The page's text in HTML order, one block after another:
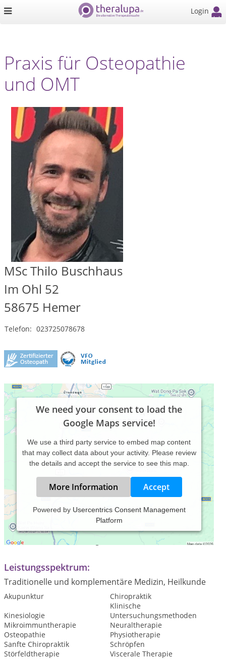
Login
Praxis für Osteopathie
und OMT
MSc Thilo Buschhaus
Im Ohl 52
58675 Hemer
Telefon: 023725078678
We need your consent to load the
Google Maps service!
We use a third party service to embed map content
that may collect data about your activity. Please review
the details and accept the service to see this map.
More Information Accept
Powered by Usercentrics Consent Management
Platform
Praxiszeiten:
Termine nach Vereinbarung
Leistungsspektrum:
Traditionelle und komplementäre Medizin, Heilkunde
Akupunktur
Chiropraktik
Kinesiologie
Klinische
Untersuchungsmethoden
Mikroimmuntherapie
Neuraltherapie
Osteopathie
Physiotherapie
Sanfte Chiropraktik
Schröpfen
Störfeldtherapie
Viscerale Therapie